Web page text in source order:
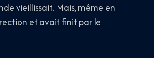
vieillissait. Mais, même en
et avait finit par le